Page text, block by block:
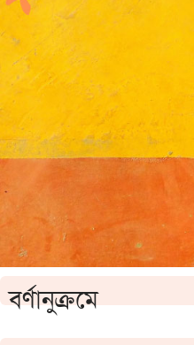
বর্ণানুক্রমে